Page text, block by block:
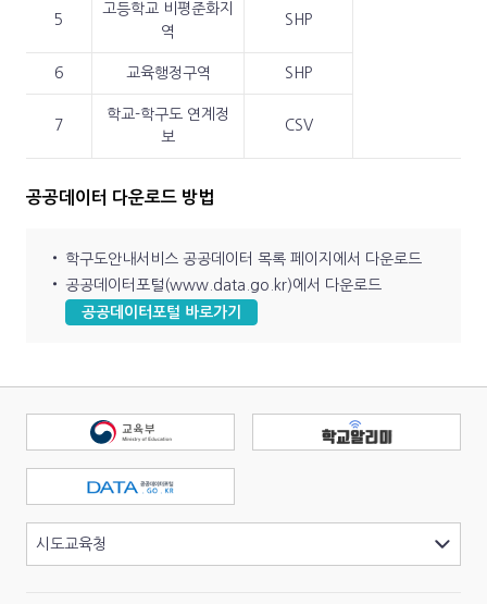
5
고등학교 비평준화지
역
SHP
6 교육행정구역 SHP
7
학교-학구도 연계정
보
CSV
공공데이터 다운로드 방법
학구도안내서비스 공공데이터 목록 페이지에서 다운로드
공공데이터포털(www.data.go.kr)에서 다운로드
공공데이터포털 바로가기